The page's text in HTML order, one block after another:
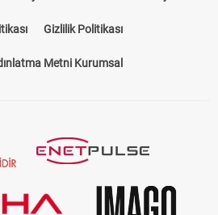
Gizlilik Politikası
Metni Kurumsal